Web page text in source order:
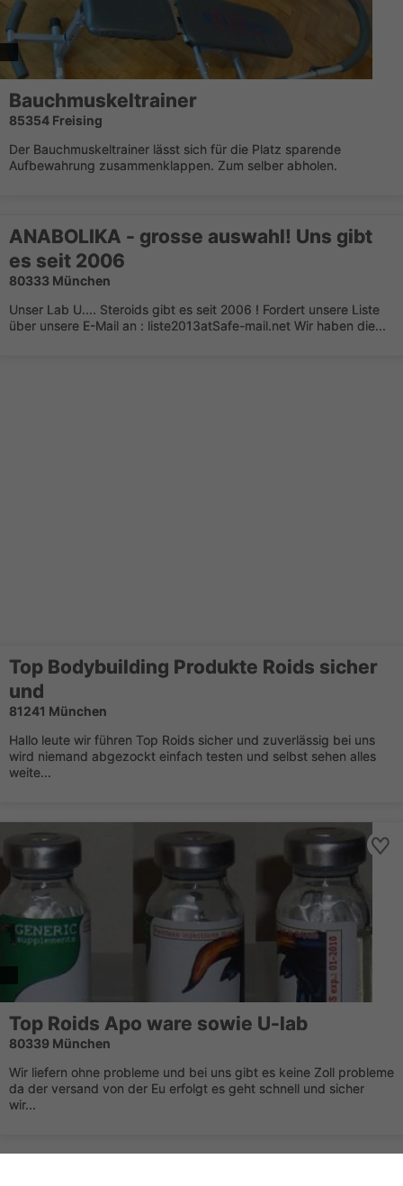
Bauchmuskeltrainer
85354 Freising
Der Bauchmuskeltrainer lässt sich für die Platz sparende
Aufbewahrung zusammenklappen. Zum selber abholen.
ANABOLIKA - grosse auswahl! Uns gibt
es seit 2006
80333 München
Unser Lab U.... Steroids gibt es seit 2006 ! Fordert unsere Liste
über unsere E-Mail an : liste2013atSafe-mail.net Wir haben die...
Top Bodybuilding Produkte Roids sicher
und
81241 München
Hallo leute wir führen Top Roids sicher und zuverlässig bei uns
wird niemand abgezockt einfach testen und selbst sehen alles
weite...
Top Roids Apo ware sowie U-lab
80339 München
Wir liefern ohne probleme und bei uns gibt es keine Zoll probleme
da der versand von der Eu erfolgt es geht schnell und sicher
wir...